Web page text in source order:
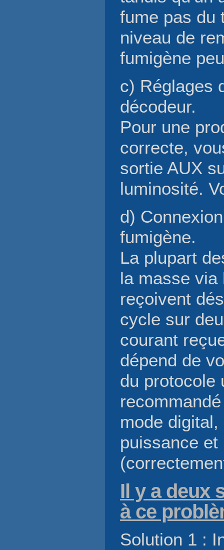
fume pas du
niveau de
fumigène
c) Réglages
décodeur.
Pour une
correcte,
sortie AUX
luminosité.
d)
fumigène.
La plupart
la masse
reçoivent
cycle sur
courant
dépend de
du protocole
mode
puissance
Il y a deux
à ce
Solution 1 :